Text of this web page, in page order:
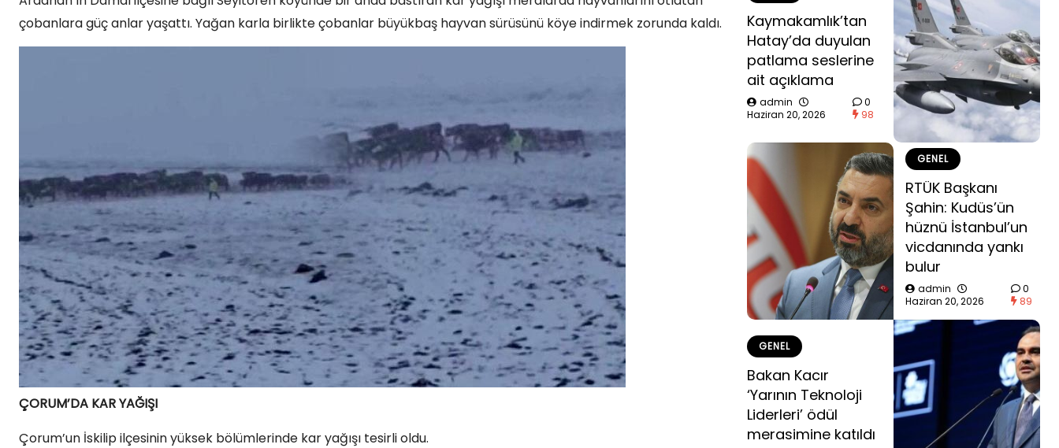
çobanlara güç anlar yaşattı. Yağan karla birlikte çobanlar büyükbaş hayvan sürüsünü köye indirmek zorunda kaldı.
ÇORUM’DA KAR YAĞIŞI
Çorum’un İskilip ilçesinin yüksek bölümlerinde kar yağışı tesirli oldu.
Kaymakamlık’tan
Hatay’da duyulan
patlama seslerine
ait açıklama
admin
Haziran 20, 2026
0
98
GENEL
RTÜK Başkanı
Şahin: Kudüs’ün
hüznü İstanbul’un
vicdanında yankı
bulur
admin
Haziran 20, 2026
0
89
GENEL
Bakan Kacır
‘Yarının Teknoloji
Liderleri’ ödül
merasimine katıldı